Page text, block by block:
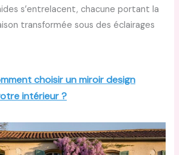
s’entrelacent, chacune portant la
transformée sous des éclairages
choisir un miroir design
intérieur ?